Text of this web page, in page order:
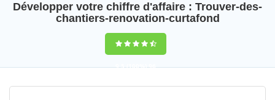
Développer votre chiffre d'affaire : Trouver-des-
chantiers-renovation-curtafond
9,5(100%)96
votes